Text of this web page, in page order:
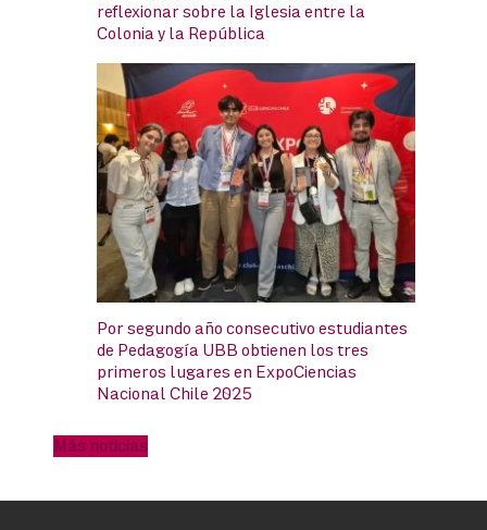
reflexionar sobre la Iglesia entre la
Colonia y la República
Por segundo año consecutivo estudiantes
de Pedagogía UBB obtienen los tres
primeros lugares en ExpoCiencias
Nacional Chile 2025
Más noticias